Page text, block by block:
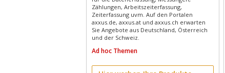
Zählungen, Arbeitszeiterfassung,
Zeiterfassung uvm. Auf den Portalen
axxus.de, axxus.at und axxus.ch erwarten
Sie Angebote aus Deutschland, Österreich
und der Schweiz.
Ad hoc Themen